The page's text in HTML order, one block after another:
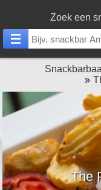
Zoek een
The